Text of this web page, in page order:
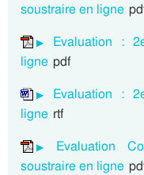
soustraire en ligne
Evaluation :
ligne pdf
Evaluation :
ligne rtf
Evaluation
soustraire en ligne